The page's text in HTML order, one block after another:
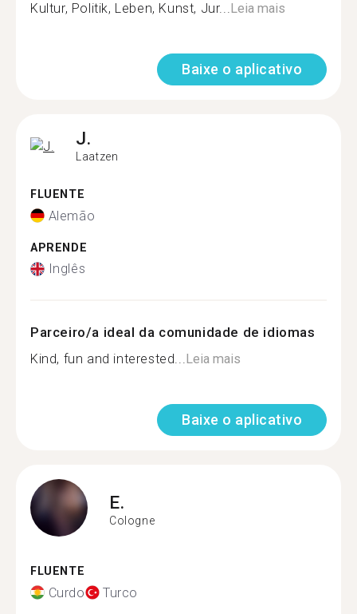
Kultur, Politik, Leben, Kunst, Jur...Leia mais
Baixe o aplicativo
J.
Laatzen
FLUENTE
Alemão
APRENDE
Inglês
Parceiro/a ideal da comunidade de idiomas
Kind, fun and interested...Leia mais
Baixe o aplicativo
E.
Cologne
FLUENTE
Curdo Turco